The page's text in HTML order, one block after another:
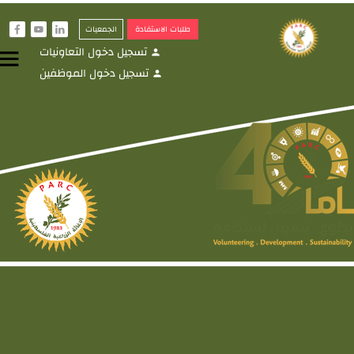
طلبات الاستفادة الجمعيات i
y
f
person تسجيل دخول التعاونيات
person تسجيل دخول الموظفين